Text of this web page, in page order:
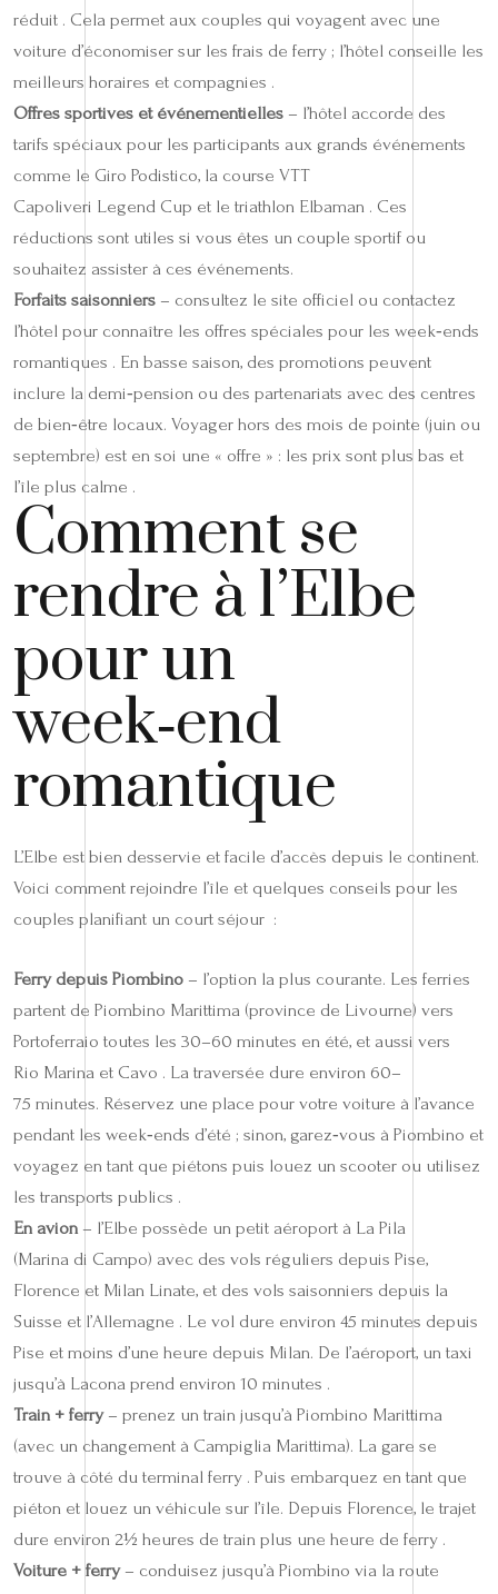
réduit . Cela permet aux couples qui voyagent avec une
voiture d’économiser sur les frais de ferry ; l’hôtel conseille les
meilleurs horaires et compagnies .
Offres sportives et événementielles – l’hôtel accorde des
tarifs spéciaux pour les participants aux grands événements
comme le Giro Podistico, la course VTT
Capoliveri Legend Cup et le triathlon Elbaman . Ces
réductions sont utiles si vous êtes un couple sportif ou
souhaitez assister à ces événements.
Forfaits saisonniers – consultez le site officiel ou contactez
l’hôtel pour connaître les offres spéciales pour les week‑ends
romantiques . En basse saison, des promotions peuvent
inclure la demi‑pension ou des partenariats avec des centres
de bien‑être locaux. Voyager hors des mois de pointe (juin ou
septembre) est en soi une « offre » : les prix sont plus bas et
l’île plus calme .
Comment se
rendre à l’Elbe
pour un
week‑end
romantique
L’Elbe est bien desservie et facile d’accès depuis le continent.
Voici comment rejoindre l’île et quelques conseils pour les
couples planifiant un court séjour :
Ferry depuis Piombino – l’option la plus courante. Les ferries
partent de Piombino Marittima (province de Livourne) vers
Portoferraio toutes les 30–60 minutes en été, et aussi vers
Rio Marina et Cavo . La traversée dure environ 60–
75 minutes. Réservez une place pour votre voiture à l’avance
pendant les week‑ends d’été ; sinon, garez‑vous à Piombino et
voyagez en tant que piétons puis louez un scooter ou utilisez
les transports publics .
En avion – l’Elbe possède un petit aéroport à La Pila
(Marina di Campo) avec des vols réguliers depuis Pise,
Florence et Milan Linate, et des vols saisonniers depuis la
Suisse et l’Allemagne . Le vol dure environ 45 minutes depuis
Pise et moins d’une heure depuis Milan. De l’aéroport, un taxi
jusqu’à Lacona prend environ 10 minutes .
Train + ferry– prenez un train jusqu’à Piombino Marittima
(avec un changement à Campiglia Marittima). La gare se
trouve à côté du terminal ferry . Puis embarquez en tant que
piéton et louez un véhicule sur l’île. Depuis Florence, le trajet
dure environ 2½ heures de train plus une heure de ferry .
Voiture + ferry– conduisez jusqu’à Piombino via la route